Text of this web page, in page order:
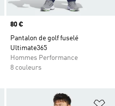
Prix
80 €
Pantalon de golf fuselé
Ultimate365
Hommes Performance
8 couleurs
Ajouter à la Liste de produits